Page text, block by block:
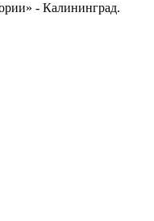
- Калининград.